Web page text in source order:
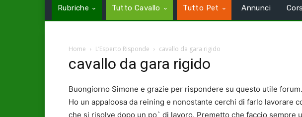
Rubriche Tutto Cavallo Tutto Pet Annunci
Home L’Esperto Risponde cavallo da gara rigido
cavallo da gara rigido
Buongiorno Simone e grazie per rispondere su questo utile forum.
Ho un appaloosa da reining e nonostante cerchi di farlo
che si risolve dopo un po` di lavoro. Premetto che faccio